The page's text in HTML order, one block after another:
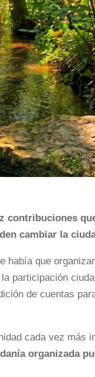
contribuciones
cambiar la
había que
participación
de cuentas
cada vez más
organizada